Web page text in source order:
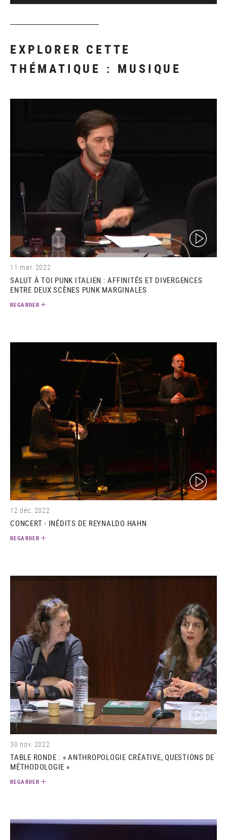
EXPLORER CETTE
THÉMATIQUE : MUSIQUE
(video)
11 mar. 2022
SALUT À TOI PUNK ITALIEN : AFFINITÉS ET DIVERGENCES
ENTRE DEUX SCÈNES PUNK MARGINALES
REGARDER
(video)
12 déc. 2022
CONCERT - INÉDITS DE REYNALDO HAHN
REGARDER
(video)
30 nov. 2022
TABLE RONDE : « ANTHROPOLOGIE CRÉATIVE, QUESTIONS DE
MÉTHODOLOGIE »
REGARDER